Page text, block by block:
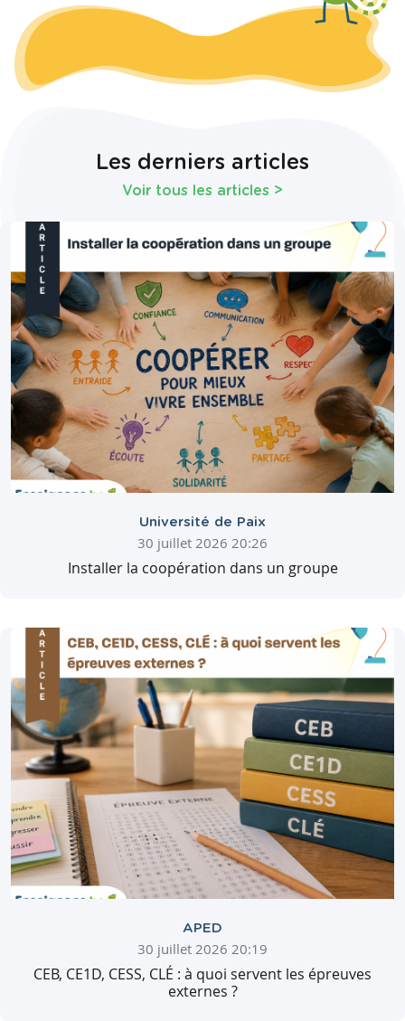
Les derniers articles
Voir tous les articles >
Université de Paix
30 juillet 2026 20:26
Installer la coopération dans un groupe
APED
30 juillet 2026 20:19
CEB, CE1D, CESS, CLÉ : à quoi servent les épreuves
externes ?